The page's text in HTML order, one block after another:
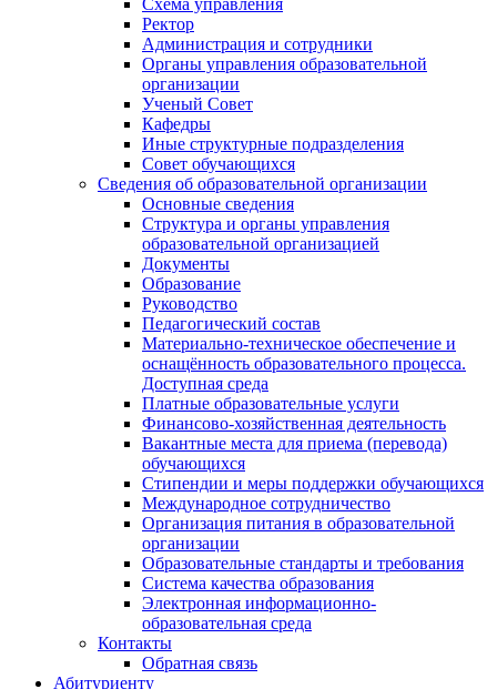
Ректор
Администрация и сотрудники
Органы управления образовательной
организации
Ученый Совет
Кафедры
Иные структурные подразделения
Совет обучающихся
Сведения об образовательной организации
Основные сведения
Структура и органы управления
образовательной организацией
Документы
Образование
Руководство
Педагогический состав
Материально-техническое обеспечение и
оснащённость образовательного процесса.
Доступная среда
Платные образовательные услуги
Финансово-хозяйственная деятельность
Вакантные места для приема (перевода)
обучающихся
Стипендии и меры поддержки обучающихся
Международное сотрудничество
Организация питания в образовательной
организации
Образовательные стандарты и требования
Система качества образования
Электронная информационно-
образовательная среда
Контакты
Обратная связь
Абитуриенту